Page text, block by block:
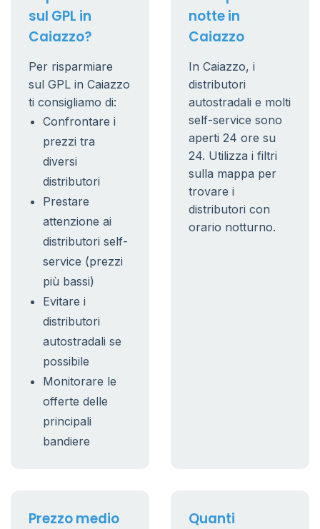
sul GPL in
Caiazzo?
Per risparmiare
sul GPL in Caiazzo
ti consigliamo di:
Confrontare i
prezzi tra
diversi
distributori
Prestare
attenzione ai
distributori self-
service (prezzi
più bassi)
Evitare i
distributori
autostradali se
possibile
Monitorare le
offerte delle
principali
bandiere
notte in
Caiazzo
In Caiazzo, i
distributori
autostradali e molti
self-service sono
aperti 24 ore su
24. Utilizza i filtri
sulla mappa per
trovare i
distributori con
orario notturno.
Prezzo medio
Quanti